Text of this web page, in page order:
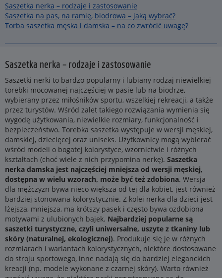
Saszetka nerka – rodzaje i zastosowanie
Saszetka na pas, na ramię, biodrowa – jaką wybrać?
Torba saszetka męska i damska – na co zwrócić uwagę?
Saszetka nerka – rodzaje i zastosowanie
Saszetki nerki to bardzo popularny i lubiany rodzaj niewielkiej
torebki mocowanej najczęściej w pasie lub na biodrze,
wybierany przez miłośników sportu, wszelkiej rekreacji, a także
przez turystów. Wśród zalet takiego rozwiązania wymienia się
wygodę użytkowania, niewielkie rozmiary, funkcjonalność i
bezpieczeństwo. Torebka saszetka występuje w wersji męskiej,
damskiej, dziecięcej oraz uniseks. Użytkownicy mogą wybierać
wśród modeli o bogatej kolorystyce, wzornictwie i różnych
kształtach (choć wiele z nich przypomina nerkę). Saszetka
nerka damska jest najczęściej mniejsza od wersji męskiej,
dostępna w wielu wzorach, może być też zdobiona. Wersja
dla mężczyzn bywa nieco większa od tej dla kobiet, jest również
bardziej stonowana kolorystycznie. Z kolei nerka dla dzieci jest
lżejsza, mniejsza, ma krótszy pasek i często bywa ozdobiona
motywami z ulubionych bajek. Najbardziej popularne są
saszetki turystyczne, czyli uniwersalne, uszyte z tkaniny lub
skóry (naturalnej, ekologicznej). Produkuje się je w różnych
rozmiarach i wariantach kolorystycznych, niektóre dostosowane
do stroju sportowego, inne nadają się do bardziej eleganckich
kreacji (np. modele wykonane z czarnej skóry). Warto również